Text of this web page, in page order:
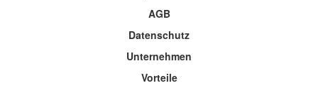
AGB
Datenschutz
Unternehmen
Vorteile